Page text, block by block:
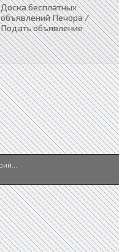
Доска бесплатных
объявлений Печора /
Подать объявление